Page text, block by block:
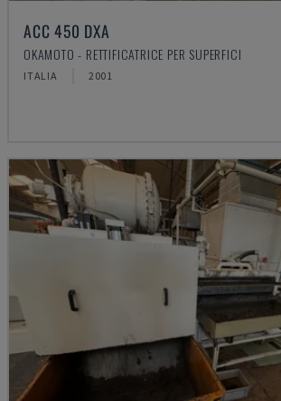
ACC 450 DXA
OKAMOTO - RETTIFICATRICE PER SUPERFICI
ITALIA 2001